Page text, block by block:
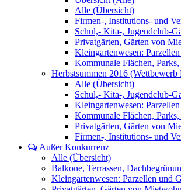
Alle (Übersicht)
Firmen-, Institutions- und
Schul,- Kita-, Jugendclub-
Privatgärten, Gärten von
Kleingartenwesen:
Kommunale Flächen,
Herbstsummen 2016
Alle (Übersicht)
Schul,- Kita-, Jugendclub-
Kleingartenwesen:
Kommunale Flächen,
Privatgärten, Gärten von
Firmen-, Institutions- und
Außer Konkurrenz
Alle (Übersicht)
Balkone, Terrassen,
Kleingartenwesen: Parzellen und